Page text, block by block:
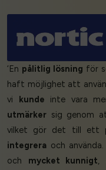
‘En pålitlig lösning för
haft möjlighet att
vi
kunde inte vara
utmärker sig genom
vilket gör det till ett
integrera och
och mycket kunnigt,